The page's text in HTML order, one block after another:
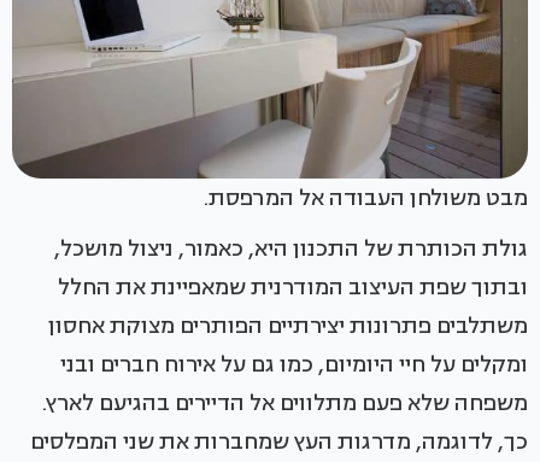
מבט משולחן העבודה אל המרפסת.
גולת הכותרת של התכנון היא, כאמור, ניצול מושכל,
ובתוך שפת העיצוב המודרנית שמאפיינת את החלל
משתלבים פתרונות יצירתיים הפותרים מצוקת אחסון
ומקלים על חיי היומיום, כמו גם על אירוח חברים ובני
משפחה שלא פעם מתלווים אל הדיירים בהגיעם לארץ.
כך, לדוגמה, מדרגות העץ שמחברות את שני המפלסים